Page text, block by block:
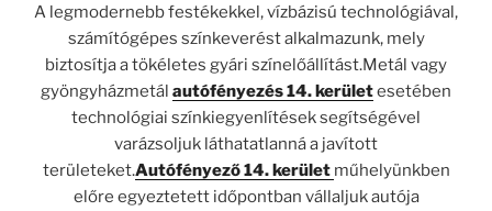
A legmodernebb festékekkel, vízbázisú technológiával,
számítógépes színkeverést alkalmazunk, mely
biztosítja a tökéletes gyári színelőállítást.Metál vagy
gyöngyházmetál autófényezés 14. kerületesetében
technológiai színkiegyenlítések segítségével
varázsoljuk láthatatlanná a javított
területeket.Autófényező 14. kerület műhelyünkben
előre egyeztetett időpontban vállaljuk autója